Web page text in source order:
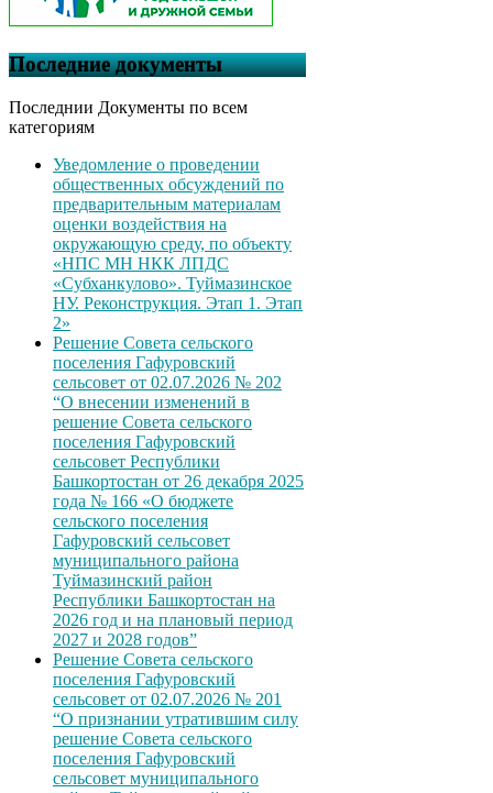
Последние документы
Последнии Документы по всем
категориям
Уведомление о проведении
общественных обсуждений по
предварительным материалам
оценки воздействия на
окружающую среду, по объекту
«НПС МН НКК ЛПДС
«Субханкулово». Туймазинское
НУ. Реконструкция. Этап 1. Этап
2»
Решение Совета сельского
поселения Гафуровский
сельсовет от 02.07.2026 № 202
“О внесении изменений в
решение Совета сельского
поселения Гафуровский
сельсовет Республики
Башкортостан от 26 декабря 2025
года № 166 «О бюджете
сельского поселения
Гафуровский сельсовет
муниципального района
Туймазинский район
Республики Башкортостан на
2026 год и на плановый период
2027 и 2028 годов”
Решение Совета сельского
поселения Гафуровский
сельсовет от 02.07.2026 № 201
“О признании утратившим силу
решение Совета сельского
поселения Гафуровский
сельсовет муниципального